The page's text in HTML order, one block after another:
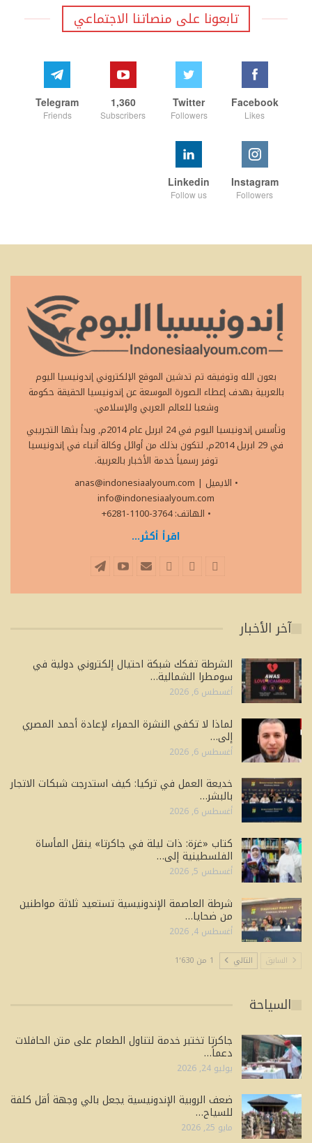
تابعونا على منصاتنا الاجتماعي
Facebook
Likes
Twitter
Followers
1,360
Subscribers
Telegram
Friends
Instagram
Followers
Linkedin
Follow us
بعون الله وتوفيقه تم تدشين الموقع الإلكتروني إندونيسيا اليوم
بالعربية بهدف إعطاء الصورة الموسعة عن إندونيسيا الحقيقة حكومة
وشعبا للعالم العربي والإسلامي.
وتأسس إندونيسيا اليوم في 24 ابريل عام 2014م, وبدأ بثها التجريبي
في 29 ابريل 2014م, لتكون بذلك من أوائل وكالة أنباء في إندونيسيا
توفر رسمياً خدمة الأخبار بالعربية.
• الايميل
anas@indonesiaalyoum.com |
info@indonesiaalyoum.com
• الهاتف: 3764-1100-6281+
اقرأ أكثر...
آخر الأخبار
الشرطة تفكك شبكة احتيال إلكتروني دولية في
سومطرا الشمالية…
أغسطس 6, 2026
لماذا لا تكفي النشرة الحمراء لإعادة أحمد المصري
إلى…
أغسطس 6, 2026
خديعة العمل في تركيا: كيف استدرجت شبكات الاتجار
بالبشر…
أغسطس 6, 2026
كتاب «غزة: ذات ليلة في جاكرتا» ينقل المأساة
الفلسطينية إلى…
أغسطس 5, 2026
شرطة العاصمة الإندونيسية تستعيد ثلاثة مواطنين
من ضحايا…
أغسطس 4, 2026
السابق التالي 1 من 1٬630
السياحة
جاكرتا تختبر خدمة لتناول الطعام على متن الحافلات
دعماً…
يوليو 24, 2026
ضعف الروبية الإندونيسية يجعل بالي وجهة أقل كلفة
للسياح…
مايو 25, 2026